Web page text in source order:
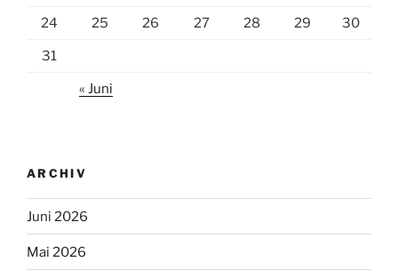
24 25 26 27 28 29 30
31
« Juni
ARCHIV
Juni 2026
Mai 2026